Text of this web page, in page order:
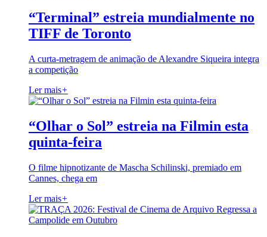
“Terminal” estreia mundialmente no
TIFF de Toronto
A curta-metragem de animação de Alexandre Siqueira integra
a competição
Ler mais+
“Olhar o Sol” estreia na Filmin esta
quinta-feira
O filme hipnotizante de Mascha Schilinski, premiado em
Cannes, chega em
Ler mais+